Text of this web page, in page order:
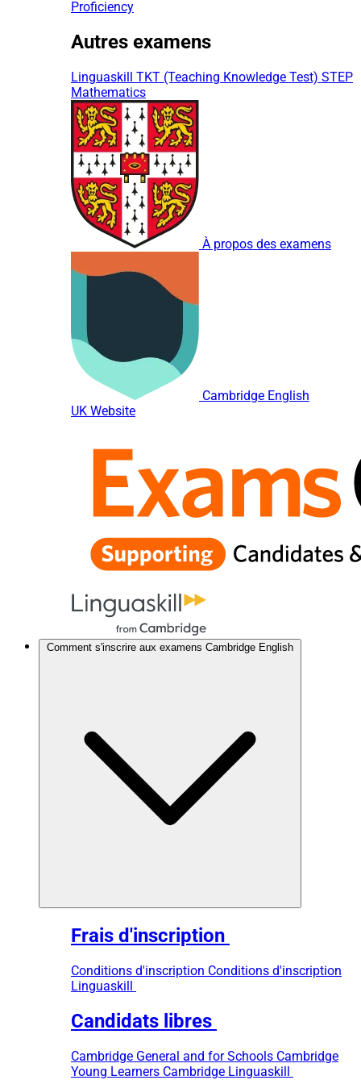
Proficiency
Autres examens
Linguaskill TKT (Teaching Knowledge Test) STEP
Mathematics
À propos des examens
Cambridge English
UK Website
Frais d'inscription
Conditions d'inscription Conditions d'inscription
Linguaskill
Candidats libres
Cambridge General and for Schools Cambridge
Young Learners Cambridge Linguaskill